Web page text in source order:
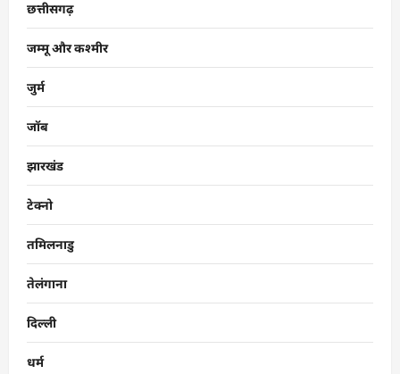
छत्तीसगढ़
जम्मू और कश्मीर
जुर्म
जॉब
झारखंड
टेक्नो
तमिलनाडु
तेलंगाना
दिल्ली
धर्म